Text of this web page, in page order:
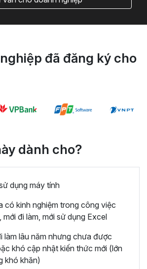
đã đăng ký cho
dành cho?
dụng máy tính
có kinh nghiệm trong công việc
mới đi làm, mới sử dụng Excel
làm lâu năm nhưng chưa được
khó cập nhật kiến thức mới (lớn
khó khăn)